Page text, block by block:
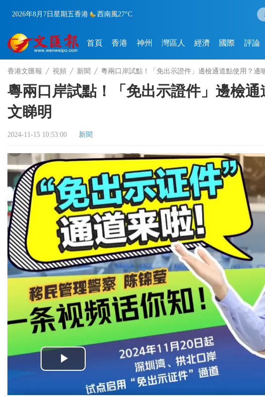
2026年8月7日 星期五香港 西南風27°C
首頁 香港 神州 灣區人 經濟 國際 評論
香港文匯報 視頻 新聞 粵兩口岸試點！「免出示證件」邊檢通道點使用？邊
粵兩口岸試點！「免出示證件」邊檢
文睇明
2024-11-15 10:53:00 新聞